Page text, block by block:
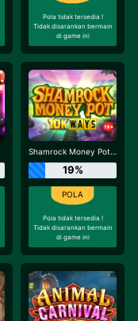
Pola tidak tersedia !
Tidak disarankan bermain
di game ini
Shamrock Money Pot 10K Ways
19%
Pola tidak tersedia !
Tidak disarankan bermain
di game ini